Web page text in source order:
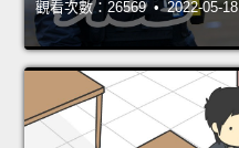
觀看次數：26569 • 2022-05-18